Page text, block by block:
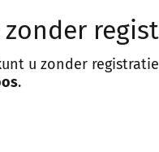
u zonder
.